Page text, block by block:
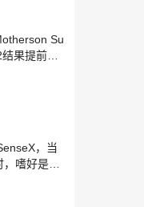
目标价格
基金 - 细
司;沃达
可能会
Su
果提前估
，当
嗜好是飙